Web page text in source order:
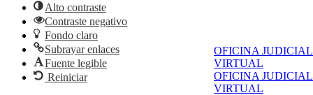
OFICINA JUDICIAL
VIRTUAL
OFICINA JUDICIAL
VIRTUAL
Alto contraste
Contraste negativo
Fondo claro
Subrayar enlaces
Fuente legible
Reiniciar